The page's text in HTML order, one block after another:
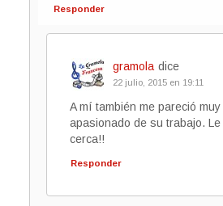
Responder
gramola dice
22 julio, 2015 en 19:11
A mí también me pareció
apasionado de su trabajo.
cerca!!
Responder